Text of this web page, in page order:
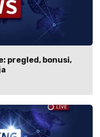
pregled, bonusi,